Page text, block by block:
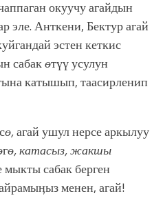
окуучу агайдын
эле. Анткени, Бектур агай
эстен кеткис
сабакөтүү усулун
катышып, таасирленип
ө,агай ушул нерсе аркылуу
гө, катасыз, жакшы
мыкты сабак берген
менен, агай!